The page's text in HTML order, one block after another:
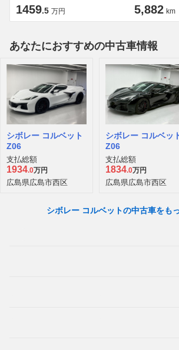
1459.5 万円 5,882 km
あなたにおすすめの中古車情報
シボレー コルベット
Z06
支払総額
1934.0万円
広島県広島市西区
シボレー コルベッ
Z06
支払総額
1834.0万円
広島県広島市西区
シボレー コルベットの中古車をも